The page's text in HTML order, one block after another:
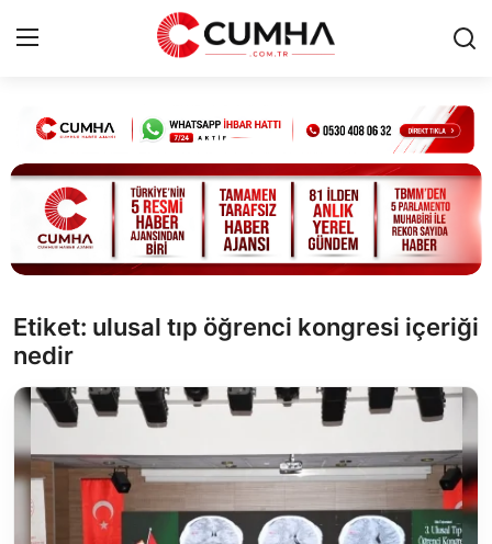
Kurumsal
Cumhurbaşkanlığı
Bakanlıklar
Siyasi Partiler
Yerel Yönetimler
Mülki İdare
Toplum ve Yaşam
Etiket: ulusal tıp öğrenci kongresi içeriği
nedir